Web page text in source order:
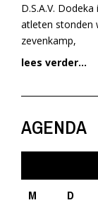
D.S.A.V.
atleten stonden
zevenkamp,
lees verder...
AGENDA
M
D